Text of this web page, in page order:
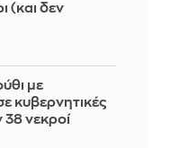
(και δεν
με
κυβερνητικές
38 νεκροί